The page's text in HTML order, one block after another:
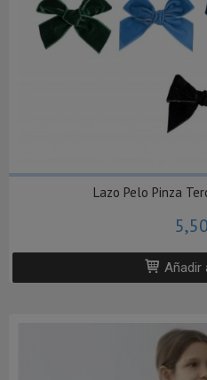
Lazo Pelo Pinza
Añadir